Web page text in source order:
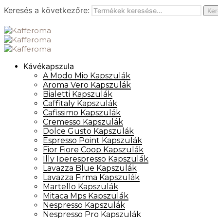
Keresés a következőre:
Kávékapszula
A Modo Mio Kapszulák
Aroma Vero Kapszulák
Bialetti Kapszulák
Caffitaly Kapszulák
Cafissimo Kapszulák
Cremesso Kapszulák
Dolce Gusto Kapszulák
Espresso Point Kapszulák
Fior Fiore Coop Kapszulák
Illy Iperespresso Kapszulák
Lavazza Blue Kapszulák
Lavazza Firma Kapszulák
Martello Kapszulák
Mitaca Mps Kapszulák
Nespresso Kapszulák
Nespresso Pro Kapszulák